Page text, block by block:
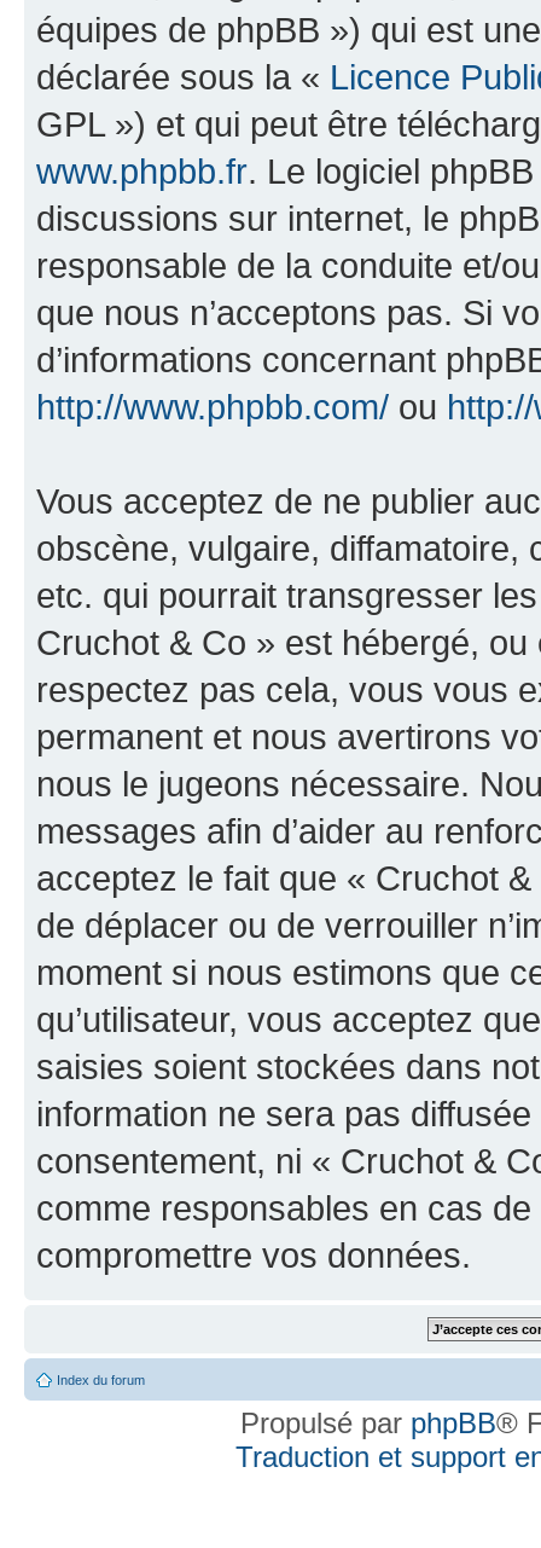
équipes de phpBB ») qui est
déclarée sous la « Licence
GPL ») et qui peut être
www.phpbb.fr. Le logiciel
discussions sur internet, le
responsable de la conduite et/
que nous n’acceptons pas. Si
d’informations concernant
http://www.phpbb.com/ ou
Vous acceptez de ne publier
obscène, vulgaire, diffamatoire,
etc. qui pourrait transgresser
Cruchot & Co » est hébergé,
respectez pas cela, vous vous
permanent et nous avertirons
nous le jugeons nécessaire.
messages afin d’aider au
acceptez le fait que « Cruchot
de déplacer ou de verrouiller
moment si nous estimons que
qu’utilisateur, vous acceptez
saisies soient stockées dans
information ne sera pas
consentement, ni « Cruchot &
comme responsables en cas
compromettre vos données.
Index du forum
Propulsé par phpBB®
Traduction et support